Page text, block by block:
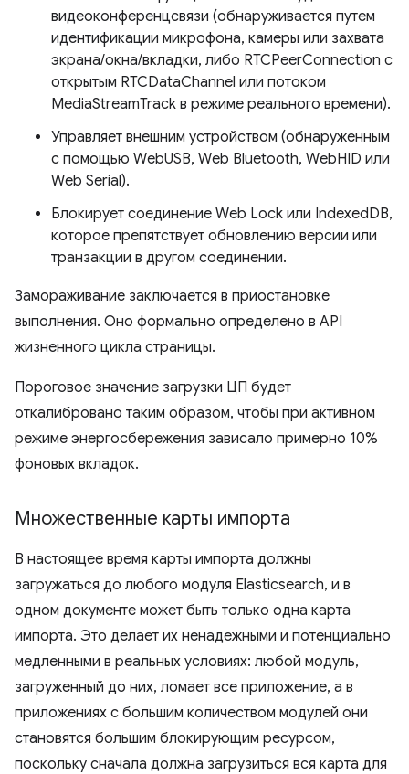
видеоконференцсвязи (обнаруживается путем
идентификации микрофона, камеры или захвата
экрана/окна/вкладки, либо RTCPeerConnection с
открытым RTCDataChannel или потоком
MediaStreamTrack в режиме реального времени).
Управляет внешним устройством (обнаруженным
с помощью WebUSB, Web Bluetooth, WebHID или
Web Serial).
Блокирует соединение Web Lock или IndexedDB,
которое препятствует обновлению версии или
транзакции в другом соединении.
Замораживание заключается в приостановке
выполнения. Оно формально определено в API
жизненного цикла страницы.
Пороговое значение загрузки ЦП будет
откалибровано таким образом, чтобы при активном
режиме энергосбережения зависало примерно 10%
фоновых вкладок.
Множественные карты импорта
В настоящее время карты импорта должны
загружаться до любого модуля Elasticsearch, и в
одном документе может быть только одна карта
импорта. Это делает их ненадежными и потенциально
медленными в реальных условиях: любой модуль,
загруженный до них, ломает все приложение, а в
приложениях с большим количеством модулей они
становятся большим блокирующим ресурсом,
поскольку сначала должна загрузиться вся карта для